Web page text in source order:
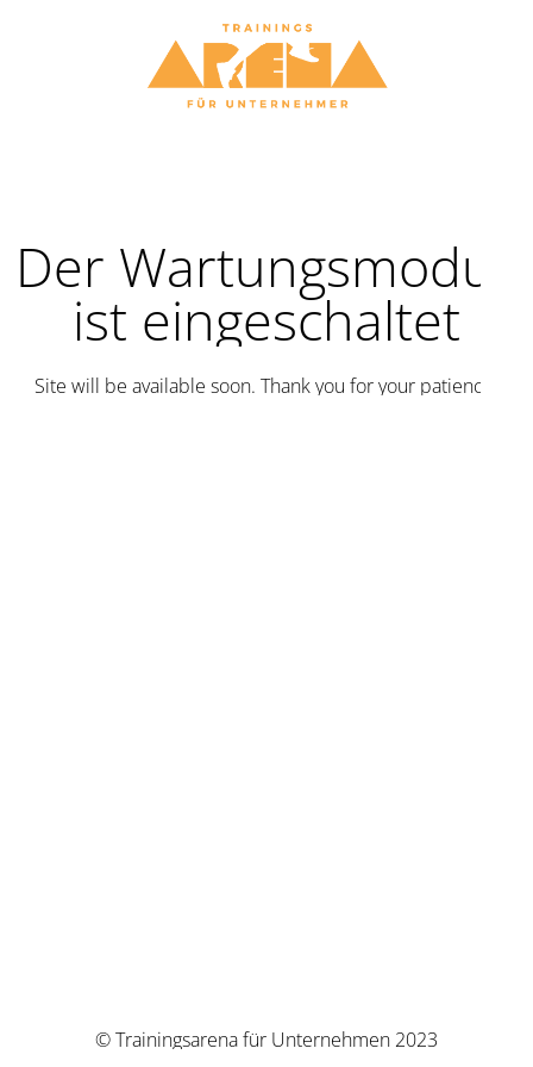
Der Wartungsmodus
ist eingeschaltet
Site will be available soon. Thank you for your patience!
© Trainingsarena für Unternehmen 2023